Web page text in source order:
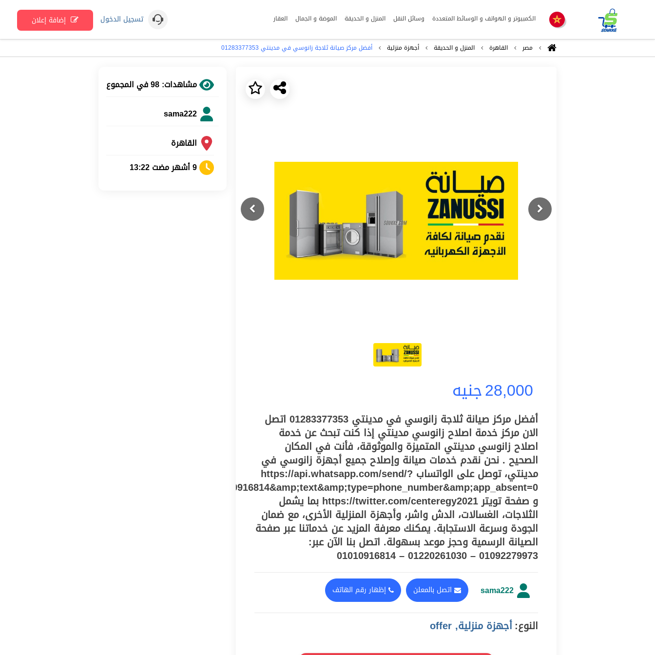
الكمبيوتر و الهواتف و الوسائط المتعددة وسائل النقل المنزل و الحديقة الموضة و الجمال العقار تسجيل الدخول إضافة إعلان
مصر القاهرة المنزل و الحديقة أجهزة منزلية أفضل مركز صيانة ثلاجة زانوسي في مدينتي 01283377353
Previous
Next
28,000جنيه
أفضل مركز صيانة ثلاجة زانوسي في مدينتي 01283377353 اتصل
الان مركز خدمة اصلاح زانوسي مدينتي إذا كنت تبحث عن خدمة
اصلاح زانوسي مدينتي المتميزة والموثوقة، فأنت في المكان
الصحيح . نحن نقدم خدمات صيانة وإصلاح جميع أجهزة زانوسي في
مدينتي، توصل على الواتساب https://api.whatsapp.com/send/?
phone=%2B201010916814&amp;text&amp;type=phone_number&amp;app_absent=0
و صفحة تويتر https://twitter.com/centeregy2021 بما يشمل
الثلاجات، الغسالات، الدش واشر، وأجهزة المنزلية الأخرى، مع ضمان
الجودة وسرعة الاستجابة. يمكنك معرفة المزيد عن خدماتنا عبر صفحة
الصيانة الرسمية وحجز موعد بسهولة. اتصل بنا الآن عبر:
01092279973 – 01220261030 – 01010916814
sama222 اتصل بالمعلن إظهار رقم الهاتف
النوع:أجهزة منزلية, offer
مشاهدات: 98 في المجموع
sama222
القاهرة
9 أشهر مضت 13:22